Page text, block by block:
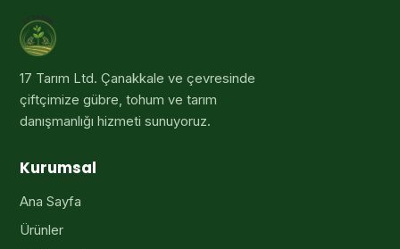
17 Tarım Ltd. Çanakkale ve çevresinde
çiftçimize gübre, tohum ve tarım
danışmanlığı hizmeti sunuyoruz.
Kurumsal
Ana Sayfa
Ürünler